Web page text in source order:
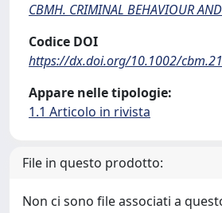
CBMH. CRIMINAL BEHAVIOUR
Codice DOI
https://dx.doi.org/10.1002/
Appare nelle tipologie:
1.1 Articolo in rivista
File in questo prodotto:
Non ci sono file associati a